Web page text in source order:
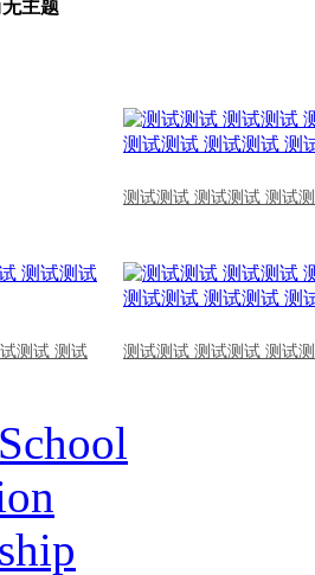
主题
测试测试 测试测试 测试
测试 测试 测试测试 测试测试 测试